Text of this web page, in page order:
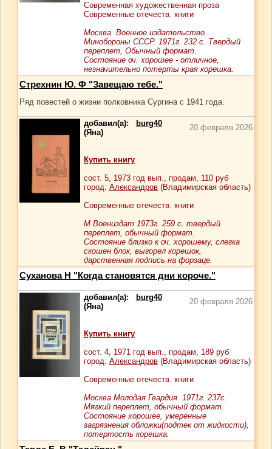
Современная художественная проза
Современные отечеств. книги
Москва. Военное издательство
Минобороны СССР. 1971г. 232 с. Твердый
переплет, Обычный формат.
Состояние оч. хорошее - отличное,
незначительно потерты края корешка.
Стрехнин Ю. Ф "Завещаю тебе."
Ряд повестей о жизни полковника Сургина с 1941 года.
добавил(а):
burg40
(Яна)
20 февраля 2026
Купить книгу
сост. 5, 1973 год вып., продам, 110 руб
город: Александров (Владимирская область)
Современные отечеств. книги
М Воениздат 1973г. 259 с. твердый
переплет, обычный формат.
Состояние близко к оч. хорошему, слегка
скошен блок, выгорел корешок,
дарственная подпись на форзаце.
Суханова Н "Когда становятся дни короче."
добавил(а):
burg40
(Яна)
20 февраля 2026
Купить книгу
сост. 4, 1971 год вып., продам, 189 руб
город: Александров (Владимирская область)
Современные отечеств. книги
Москва Молодая Гвардия. 1971г. 237с.
Мягкий переплет, обычный формат.
Состояние хорошее, умеренные
загрязнения обложки(подтек от жидкости),
потертость корешка.